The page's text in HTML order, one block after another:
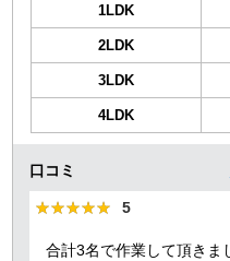
1LDK
2LDK
3LDK
4LDK
口コミ
★★★★★
★★★★★ 5
合計3名で作業して頂きま